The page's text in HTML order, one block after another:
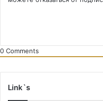
0 Comments
Link`s